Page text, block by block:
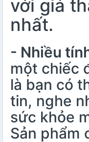
với giá
nhất.
- Nhiều
một chiếc
là bạn có
tin, nghe
sức khỏe
Sản phẩm